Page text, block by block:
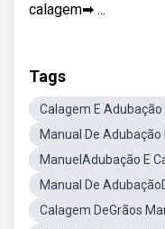
calagem➡ ...
Tags
Calagem E Adubação
Manual De Adubação
ManuelAdubação E
Manual De
Calagem DeGrãos